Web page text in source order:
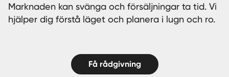
Marknaden kan svänga och försäljningar ta tid. Vi
hjälper dig förstå läget och planera i lugn och ro.
Få rådgivning